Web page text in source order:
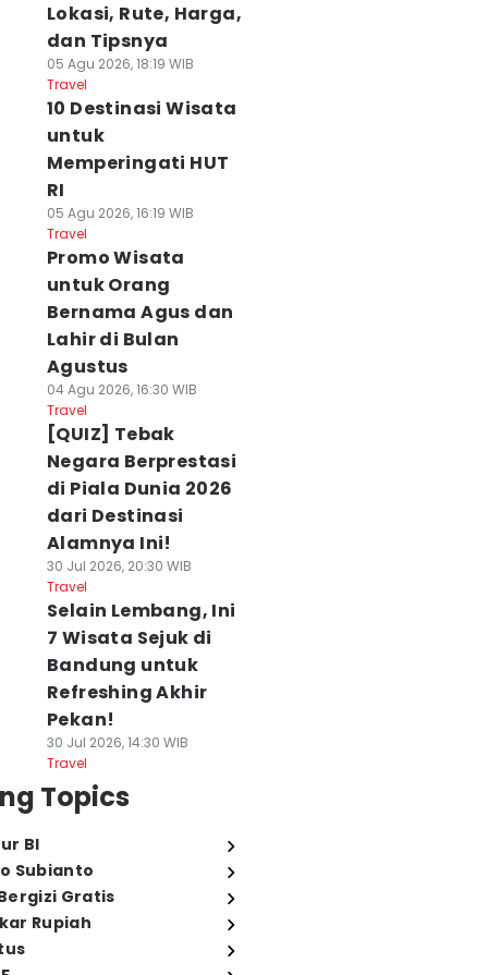
Lokasi, Rute, Harga,
dan Tipsnya
05 Agu 2026, 18:19 WIB
Travel
10 Destinasi Wisata
untuk
Memperingati HUT
RI
05 Agu 2026, 16:19 WIB
Travel
Promo Wisata
untuk Orang
Bernama Agus dan
Lahir di Bulan
Agustus
04 Agu 2026, 16:30 WIB
Travel
[QUIZ] Tebak
Negara Berprestasi
di Piala Dunia 2026
dari Destinasi
Alamnya Ini!
30 Jul 2026, 20:30 WIB
Travel
Selain Lembang, Ini
7 Wisata Sejuk di
Bandung untuk
Refreshing Akhir
Pekan!
30 Jul 2026, 14:30 WIB
Travel
Topics
BI
Subianto
Gratis
Rupiah